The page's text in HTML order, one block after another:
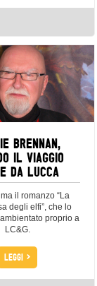
BRENNAN,
IL VIAGGIO
DA LUCCA
il romanzo “La
degli elfi”, che lo
proprio a
LC&G.
LEGGI >